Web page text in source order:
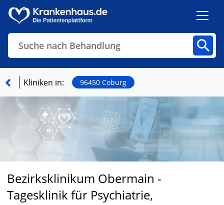
Suche nach Behandlung
Finden
Kliniken in: 96450 Coburg
Bezirksklinikum Obermain -
Tagesklinik für Psychiatrie,